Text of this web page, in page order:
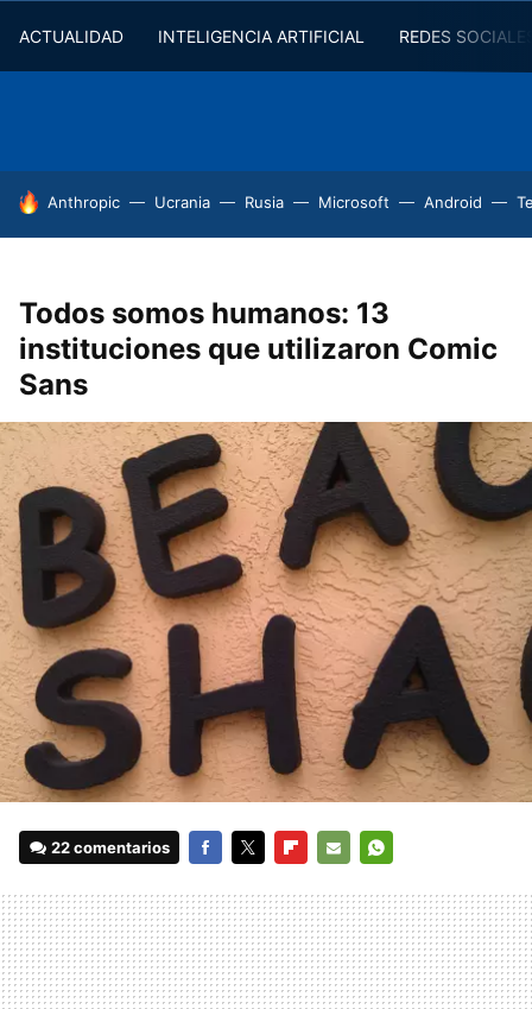
ACTUALIDAD INTELIGENCIA ARTIFICIAL REDES
HOY SE HABLA DE
Anthropic Ucrania Rusia Microsoft Android
Todos somos humanos: 13
instituciones que utilizaron Comic
Sans
22 comentarios
MAIL